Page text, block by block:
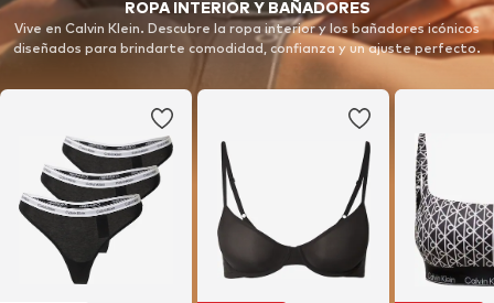
ROPA INTERIOR Y BAÑADORES
Vive en Calvin Klein. Descubre la ropa interior y los bañadores icónicos
diseñados para brindarte comodidad, confianza y un ajuste perfecto.